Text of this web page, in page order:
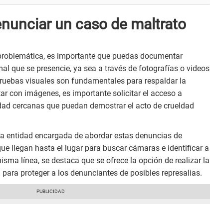
un caso de maltrato
es importante que puedas documentar
que se presencie, ya sea a través de fotografías o videos
visuales son fundamentales para respaldar la
con imágenes, es importante solicitar el acceso a
cercanas que puedan demostrar el acto de crueldad
entidad encargada de abordar estas denuncias de
llegan hasta el lugar para buscar cámaras e identificar a
línea, se destaca que se ofrece la opción de realizar la
proteger a los denunciantes de posibles represalias.